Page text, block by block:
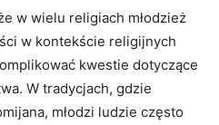
w wielu religiach⁢ młodzież
‍w kontekście religijnych
kwestie dotyczące
W tradycjach, gdzie
młodzi ludzie często